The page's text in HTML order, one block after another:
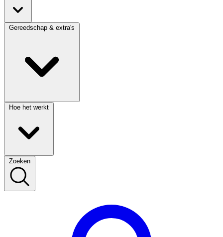
Gereedschap & extra's
Hoe het werkt
Zoeken